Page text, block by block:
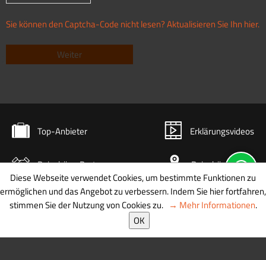
Sie können den Captcha-Code nicht lesen? Aktualisieren Sie Ihn hier.
Top-Anbieter Erklärungsvideos
Reisebüro-Partner Reisebüro-Karte
© 2026 diginetmedia
|Impressum
Diese Webseite verwendet Cookies, um bestimmte Funktionen zu
ermöglichen und das Angebot zu verbessern. Indem Sie hier fortfahren,
stimmen Sie der Nutzung von Cookies zu. → Mehr Informationen.
OK